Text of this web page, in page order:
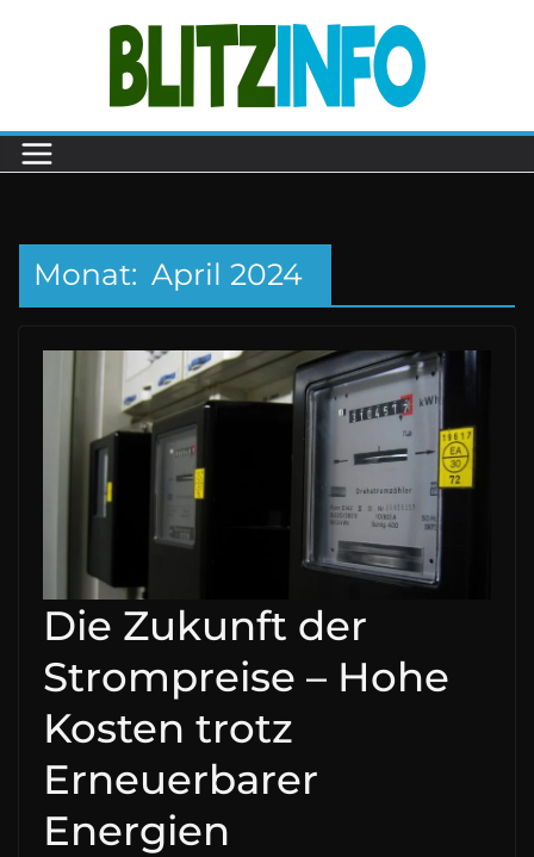
Monat: April 2024
Die Zukunft der
Strompreise – Hohe
Kosten trotz
Erneuerbarer
Energien